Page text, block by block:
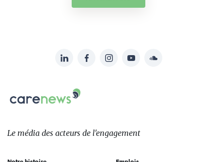
sur:
LinkedInFacebookInstagramYouTubeSoundcloud
Carenews,
Le
des
Le média des acteurs de l'engagement